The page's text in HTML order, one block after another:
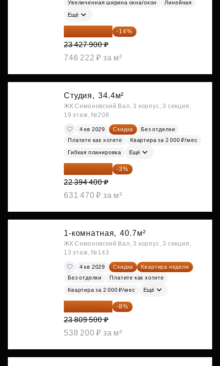
Увеличенная ширина окна/окон
Линейная
Ещё
20 147 994 ₽ -14%
23 427 900 ₽
746 222 ₽ за м²
Студия, 34.4м²
ЖК Симоновский Вал, 3 корпус, 3 секция,
19 этаж, №208
4 кв 2029 Скидка
Без отделки
Платите как хотите
Квартира за 2 000 ₽/мес
Гибкая планировка Ещё
21 722 568 ₽ -3%
22 394 400 ₽
631 470 ₽ за м²
1-комнатная, 40.7м²
ЖК Симоновский Вал, 3 корпус, 3 секция,
13 этаж, №143
4 кв 2029 Скидка
Квартира недели
Без отделки
Платите как хотите
Квартира за 2 000 ₽/мес Ещё
21 904 740 ₽ -8%
23 809 500 ₽
538 200 ₽ за м²